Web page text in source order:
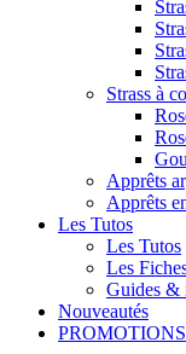
Strass à
Apprêts
Apprêts
Les Tutos
Les Tutos
Les
Guides &
Nouveautés
PROMOTIONS